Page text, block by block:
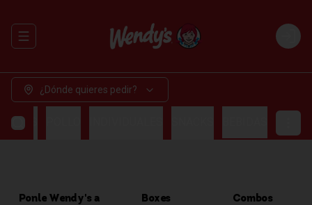
Abrir menu de navegación Login
¿Dónde quieres pedir?
Ponle Wendy's a
Boxes Combos